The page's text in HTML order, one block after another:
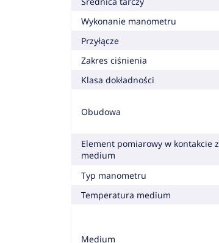
Wykonanie manometru
Przyłącze
Zakres ciśnienia
Klasa dokładności
Obudowa
Element pomiarowy w kontakcie z
medium
Typ manometru
Temperatura medium
Medium